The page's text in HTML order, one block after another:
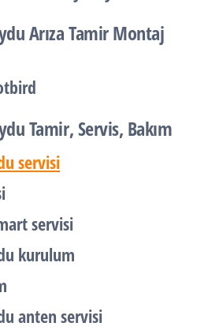
Arıza Tamir Montaj
Tamir, Servis, Bakım
servisi
servisi
kurulum
anten servisi